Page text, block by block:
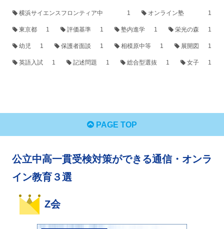
横浜サイエンスフロンティア中 1 オンライン塾 1
東京都 1 評価基準 1 塾内進学 1 栄光の森 1
幼児 1 保護者面談 1 相模原中等 1 展開図 1
英語入試 1 記述問題 1 総合型選抜 1 女子 1
PAGE TOP
公立中高一貫受検対策ができる通信・オンラ
イン教育３選
Z会